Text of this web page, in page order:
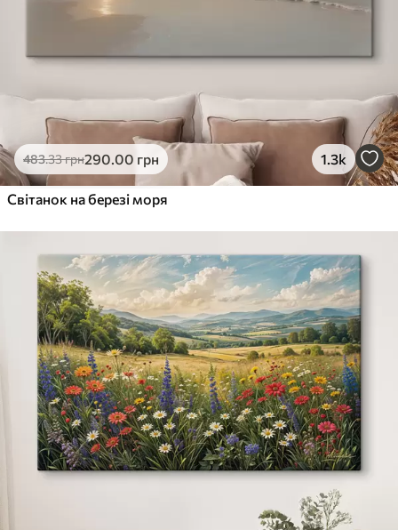
483.33грн290.00 грн 1.3k
Світанок на березі моря